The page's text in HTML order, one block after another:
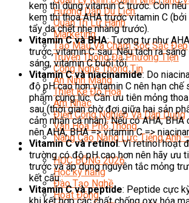
Hướng Dẫn Du Lịch
Quản Trị Lữ Hành
Marketing
Tạo Mẫu Và Chăm Sóc Sắc Đẹp
Truyền Thông Đa Phương Tiện
Công Nghệ Thông Tin
An Ninh Mạng
Thiết Kế Đồ Họa
Âm Nhạc
Điện Công Nghiệp Và Dân Dụng
Văn Hóa Phổ Thông
Nâng Cao Năng Lực Tiếng Anh
Tin Tức
HỌC BỔNG 2026
Học kỹ năng
Đào Tạo Nghề
Hoạt Động
kem thì dùng vitamin C trước. Còn
kem thì thoa AHA trước vitamin C
tẩy da chết nhẹ nhàng trước).
Vitamin C và BHA: Tương tự như
trước, vitamin C sau. Nếu tách ra
sáng, vitamin C buổi tối.
Vitamin C và niacinamide: Do
độ pH cao hơn vitamin C nên hạn chế
phẩm cùng lúc. Cần ưu tiên mỏng
sau (thời gian chờ đợi giữa hai sản
cảm nhận cá nhân). Nếu có AHA,
nên AHA, BHA => vitamin C =>
Vitamin C và retinol: Vì retinol hoạt
trường có độ pH cao hơn nên hãy ưu
trước và áp dụng nguyên tắc mỏng
kết cấu.
Vitamin C và peptide: Peptide cực
khi kết hợp các chất chống oxy hóa